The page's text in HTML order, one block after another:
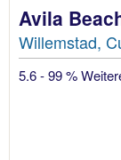
Avila
Willemstad,
5.6 - 99 %